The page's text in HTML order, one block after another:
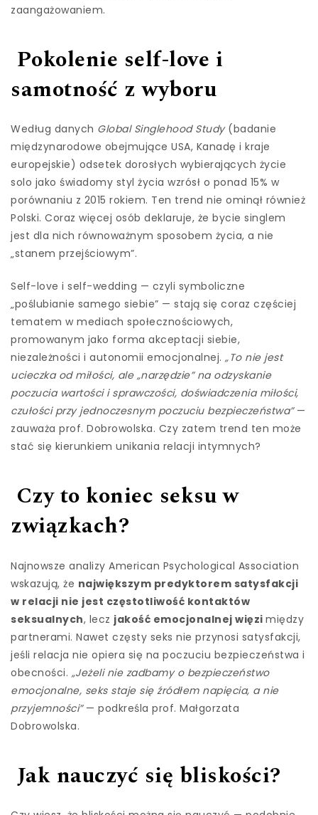
zaangażowaniem.
Pokolenie self-love i
samotność z wyboru
Według danych Global Singlehood Study (badanie
międzynarodowe obejmujące USA, Kanadę i kraje
europejskie) odsetek dorosłych wybierających życie
solo jako świadomy styl życia wzrósł o ponad 15% w
porównaniu z 2015 rokiem. Ten trend nie ominął również
Polski. Coraz więcej osób deklaruje, że bycie singlem
jest dla nich równoważnym sposobem życia, a nie
„stanem przejściowym”.
Self-love i self-wedding — czyli symboliczne
„poślubianie samego siebie” — stają się coraz częściej
tematem w mediach społecznościowych,
promowanym jako forma akceptacji siebie,
niezależności i autonomii emocjonalnej. „To nie jest
ucieczka od miłości, ale „narzędzie” na odzyskanie
poczucia wartości i sprawczości, doświadczenia miłości,
czułości przy jednoczesnym poczuciu bezpieczeństwa”—
zauważa prof. Dobrowolska. Czy zatem trend ten może
stać się kierunkiem unikania relacji intymnych?
Czy to koniec seksu w
związkach?
Najnowsze analizy American Psychological Association
wskazują, że największym predyktorem satysfakcji
w relacji nie jest częstotliwość kontaktów
seksualnych, lecz jakość emocjonalnej więzi między
partnerami. Nawet częsty seks nie przynosi satysfakcji,
jeśli relacja nie opiera się na poczuciu bezpieczeństwa i
obecności. „Jeżeli nie zadbamy o bezpieczeństwo
emocjonalne, seks staje się źródłem napięcia, a nie
przyjemności”— podkreśla prof. Małgorzata
Dobrowolska.
Jak nauczyć się bliskości?